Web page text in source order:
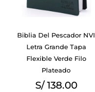
Biblia Del Pescador NVI
Letra Grande Tapa
Flexible Verde Filo
Plateado
S/138.00